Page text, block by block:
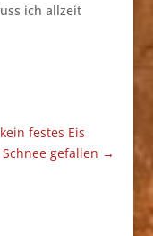
ich allzeit
festes Eis
gefallen →